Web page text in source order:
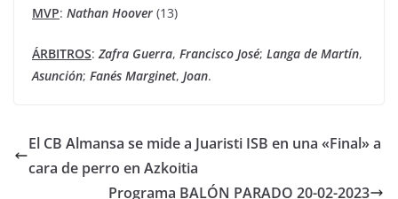
MVP: Nathan Hoover (13)
ÁRBITROS:Zafra Guerra, Francisco José; Langa de Martín,
Asunción; Fanés Marginet, Joan.
El CB Almansa se mide a Juaristi ISB en una «Final» a
cara de perro en Azkoitia
Programa BALÓN PARADO 20-02-2023